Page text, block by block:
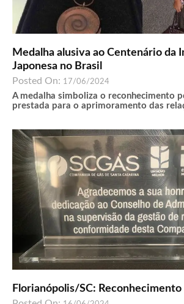
Medalha alusiva ao Centenário da
Japonesa no Brasil
Posted On: 17/06/2024
A medalha simboliza o reconhecimento
prestada para o aprimoramento das
Florianópolis/SC: Reconhecimento